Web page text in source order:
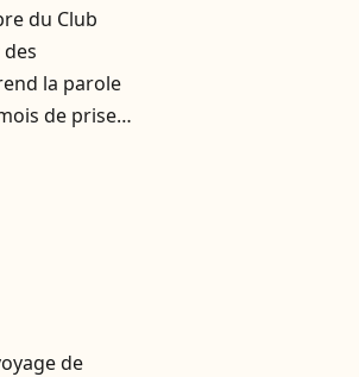
du Club
la parole
de prise
de